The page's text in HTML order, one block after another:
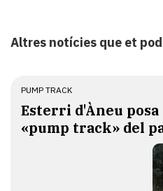
Altres notícies que et
PUMP TRACK
Esterri d'Àneu
«pump track» del